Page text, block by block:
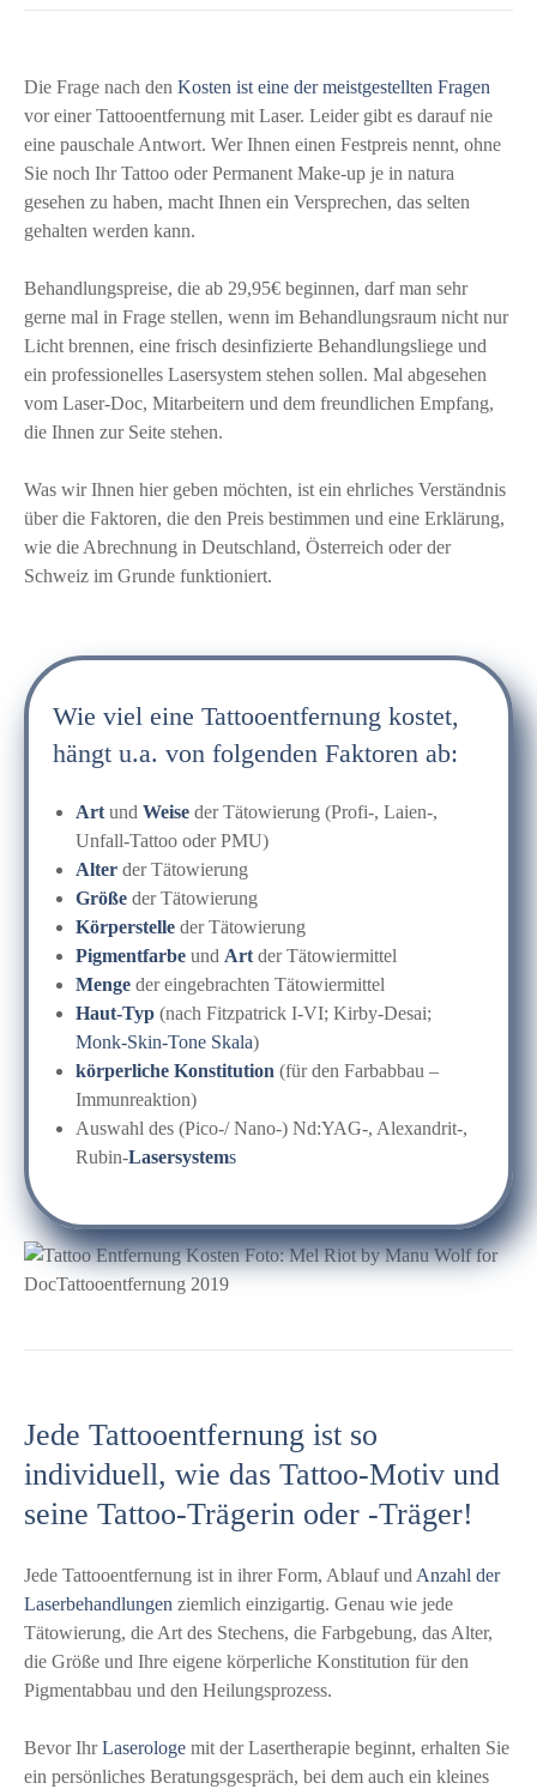
Die Frage nach den Kosten ist eine der meistgestellten Fragen
vor einer Tattooentfernung mit Laser. Leider gibt es darauf nie
eine pauschale Antwort. Wer Ihnen einen Festpreis nennt, ohne
Sie noch Ihr Tattoo oder Permanent Make-up je in natura
gesehen zu haben, macht Ihnen ein Versprechen, das selten
gehalten werden kann.
Behandlungspreise, die ab 29,95€ beginnen, darf man sehr
gerne mal in Frage stellen, wenn im Behandlungsraum nicht nur
Licht brennen, eine frisch desinfizierte Behandlungsliege und
ein professionelles Lasersystem stehen sollen. Mal abgesehen
vom Laser-Doc, Mitarbeitern und dem freundlichen Empfang,
die Ihnen zur Seite stehen.
Was wir Ihnen hier geben möchten, ist ein ehrliches Verständnis
über die Faktoren, die den Preis bestimmen und eine Erklärung,
wie die Abrechnung in Deutschland, Österreich oder der
Schweiz im Grunde funktioniert.
Wie viel eine Tattooentfernung kostet,
hängt u.a. von folgenden Faktoren ab:
Art undWeise der Tätowierung (Profi-, Laien-,
Unfall-Tattoo oder PMU)
Alter der Tätowierung
Größe der Tätowierung
Körperstelle der Tätowierung
Pigmentfarbe und Art der Tätowiermittel
Menge der eingebrachten Tätowiermittel
Haut-Typ (nach Fitzpatrick I-VI; Kirby-Desai;
Monk-Skin-Tone Skala)
körperliche Konstitution (für den Farbabbau –
Immunreaktion)
Auswahl des (Pico-/ Nano-) Nd:YAG-, Alexandrit-,
Rubin-Lasersystems
Jede Tattooentfernung ist so
individuell, wie das Tattoo-Motiv und
seine Tattoo-Trägerin oder -Träger!
Jede Tattooentfernung ist in ihrer Form, Ablauf und Anzahl der
Laserbehandlungen ziemlich einzigartig. Genau wie jede
Tätowierung, die Art des Stechens, die Farbgebung, das Alter,
die Größe und Ihre eigene körperliche Konstitution für den
Pigmentabbau und den Heilungsprozess.
Bevor IhrLaserologe mit der Lasertherapie beginnt, erhalten Sie
ein persönliches Beratungsgespräch, bei dem auch ein kleines